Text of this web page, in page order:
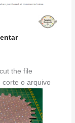
the file
corte o arquivo